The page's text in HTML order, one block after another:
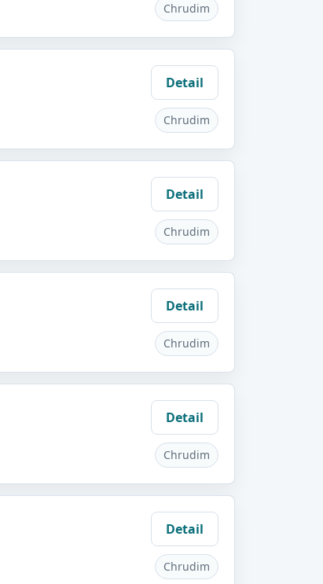
Chrudim
Detail
Chrudim
Detail
Chrudim
Detail
Chrudim
Detail
Chrudim
Detail
Chrudim